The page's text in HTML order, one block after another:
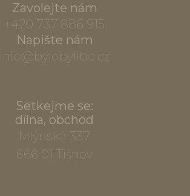
Zavolejte nám
+420 737 886 915
Napište nám
info@bylobylibo.cz
Setkejme se:
dílna, obchod
Mlýnská 337
666 01 Tišnov